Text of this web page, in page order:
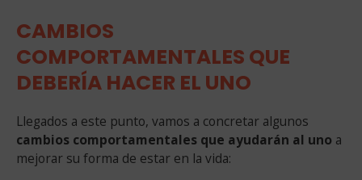
CAMBIOS
COMPORTAMENTALES QUE
DEBERÍA HACER EL UNO
Llegados a este punto, vamos a concretar algunos
cambios comportamentales que ayudarán al uno a
mejorar su forma de estar en la vida: